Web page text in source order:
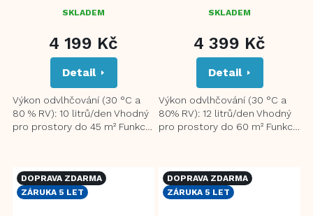
SKLADEM
4 199 Kč
Detail
Výkon odvlhčování (30 °C a
80 % RV): 10 litrů/den Vhodný
pro prostory do 45 m² Funkce
PRŮMĚRNÉ
PRODUKTU
5
HVĚZDIČEK.
SKLADEM
4 399 Kč
Detail
Výkon odvlhčování (30 °C a
80% RV): 12 litrů/den Vhodný
pro prostory do 60 m² Funkce
DOPRAVA ZDARMA
ZÁRUKA 5 LET
DOPRAVA ZDARMA
ZÁRUKA 5 LET